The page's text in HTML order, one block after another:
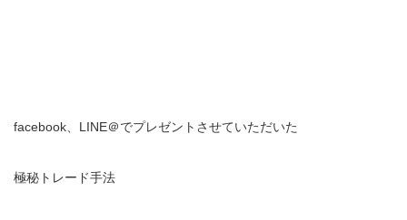
facebook、LINE＠でプレゼントさせていただいた
極秘トレード手法